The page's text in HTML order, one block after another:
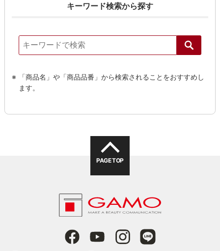
キーワード検索から探す
「商品名」や「商品品番」から検索されることをおすすめし
ます。
PAGE TOP